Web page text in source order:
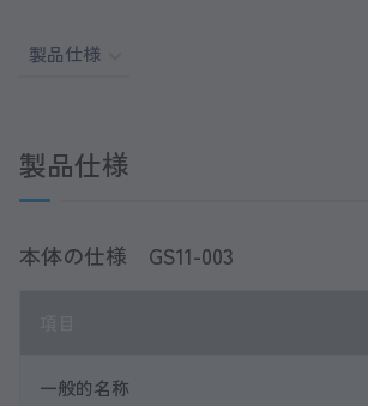
製品仕様
製品仕様
本体の仕様 GS11-003
一般的名称